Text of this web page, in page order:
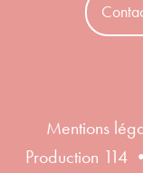
Mentions
Production 114 •